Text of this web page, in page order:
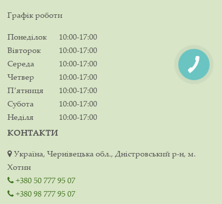
Графік роботи
Понеділок
10:00-17:00
Вівторок
10:00-17:00
Середа
10:00-17:00
Четвер
10:00-17:00
Пʼятниця
10:00-17:00
Субота
10:00-17:00
Неділя
10:00-17:00
КОНТАКТИ
Україна, Чернівецька обл., Дністровський р-н, м.
Хотин
+380 50 777 95 07
+380 98 777 95 07